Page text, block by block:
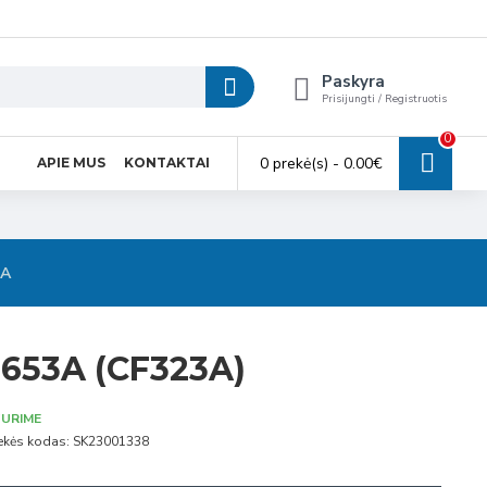
Paskyra
Prisijungti / Registruotis
APIE MUS KONTAKTAI 0 prekė(s) - 0.00€
0
(CF323A)
kodas: SK23001338